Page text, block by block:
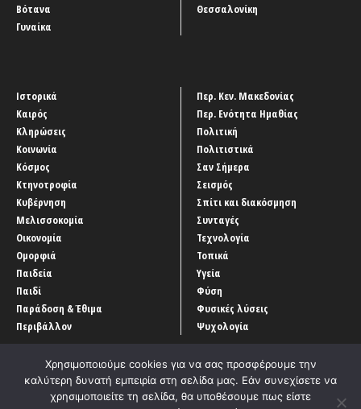
Βότανα
Γυναίκα
Θεσσαλονίκη
Ιστορικά
Καιρός
Κληρώσεις
Κοινωνία
Κόσμος
Κτηνοτροφία
Κυβέρνηση
Μελισσοκομία
Οικονομία
Ομορφιά
Παιδεία
Παιδί
Παράδοση & Έθιμα
Περιβάλλον
Περ. Κεν. Μακεδονίας
Περ. Ενότητα Ημαθίας
Πολιτική
Πολιτιστικά
Σαν Σήμερα
Σεισμός
Σπίτι και διακόσμηση
Συνταγές
Τεχνολογία
Τοπικά
Υγεία
Φύση
Φυσικές λύσεις
Ψυχολογία
Χρησιμοποιούμε cookies για να σας προσφέρουμε την
καλύτερη δυνατή εμπειρία στη σελίδα μας. Εάν συνεχίσετε να
χρησιμοποιείτε τη σελίδα, θα υποθέσουμε πως είστε